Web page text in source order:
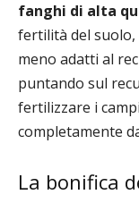
fanghi di alta
fertilità del suolo,
meno adatti al
puntando sul
fertilizzare i
completamente
La bonifica